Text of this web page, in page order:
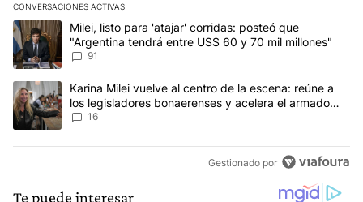
CONVERSACIONES ACTIVAS
Este listado muestra los artículos con más comentarios en los
Un artículo de tendencia con el título "Milei, listo para 'atajar'
Milei, listo para 'atajar' corridas: posteó que
"Argentina tendrá entre US$ 60 y 70 mil millones"
91
Un artículo de tendencia con el título "Karina Milei vuelve al
Karina Milei vuelve al centro de la escena: reúne a
los legisladores bonaerenses y acelera el armado
para 2027
16
Gestionado por